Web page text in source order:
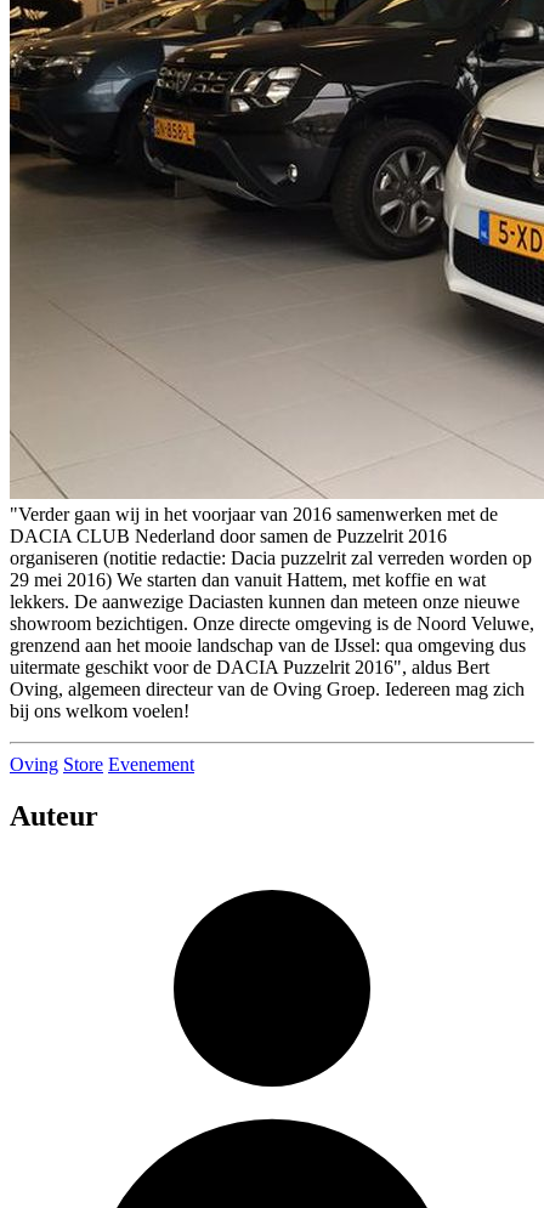
"Verder gaan wij in het voorjaar van 2016 samenwerken met de
DACIA CLUB Nederland door samen de Puzzelrit 2016
organiseren (notitie redactie: Dacia puzzelrit zal verreden worden op
29 mei 2016) We starten dan vanuit Hattem, met koffie en wat
lekkers. De aanwezige Daciasten kunnen dan meteen onze nieuwe
showroom bezichtigen. Onze directe omgeving is de Noord Veluwe,
grenzend aan het mooie landschap van de IJssel: qua omgeving dus
uitermate geschikt voor de DACIA Puzzelrit 2016", aldus Bert
Oving, algemeen directeur van de Oving Groep. Iedereen mag zich
bij ons welkom voelen!
Oving Store Evenement
Auteur